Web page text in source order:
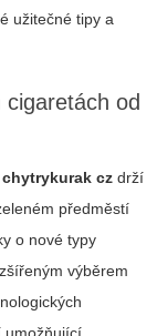
užitečné tipy a
od
chytrykurak cz drží
předměstí
o nové typy
výběrem